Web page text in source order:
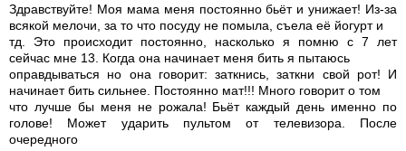
Здравствуйте! Моя мама меня постоянно бьёт и унижает! Из-за
всякой мелочи, за то что посуду не помыла, съела её йогурт и
тд. Это происходит постоянно, насколько я помню с 7 лет
сейчас мне 13. Когда она начинает меня бить я пытаюсь
оправдываться но она говорит: заткнись, заткни свой рот! И
начинает бить сильнее. Постоянно мат!!! Много говорит о том
что лучше бы меня не рожала! Бьёт каждый день именно по
голове! Может ударить пультом от телевизора. После
очередного